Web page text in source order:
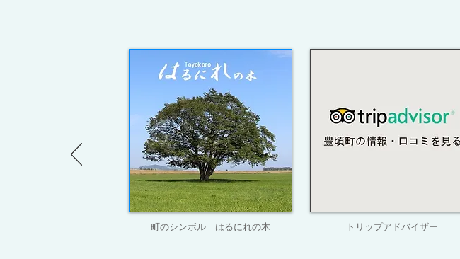
町のシンボル はるにれの木 トリップアドバイザー